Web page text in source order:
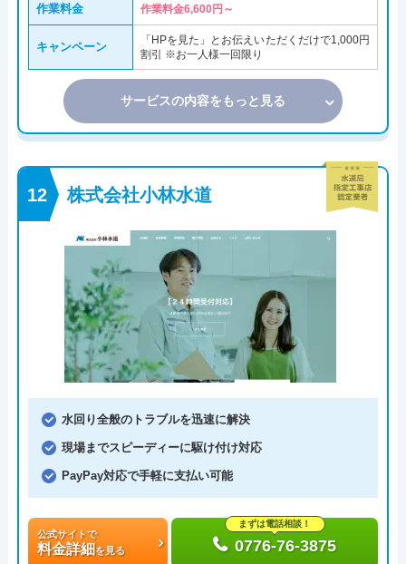
作業料金 作業料金6,600円～
キャンペーン
「HPを見た」とお伝えいただくだけで1,000円
割引 ※お一人様一回限り
サービスの内容をもっと見る
株式会社小林水道
水回り全般のトラブルを迅速に解決
現場までスピーディーに駆け付け対応
PayPay対応で手軽に支払い可能
公式サイトで
料金詳細を見る
まずは電話相談！
0776-76-3875